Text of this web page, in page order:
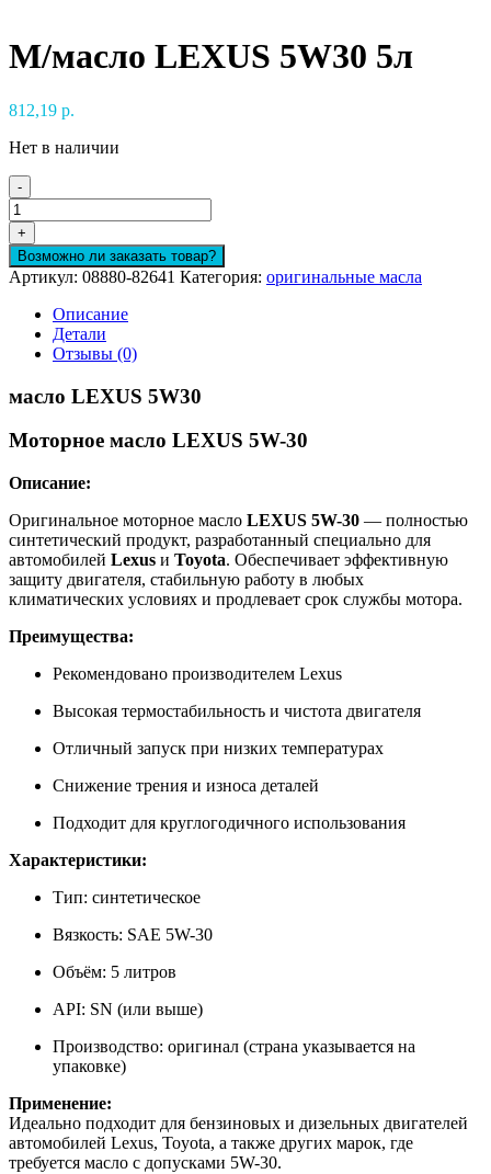
М/масло LEXUS 5W30 5л
812,19 р.
Нет в наличии
-
Количество
товара
М/
масло
LEXUS
+
Возможно ли заказать товар?
Артикул: 08880-82641 Категория: оригинальные масла
Описание
Детали
Отзывы (0)
масло LEXUS 5W30
Моторное масло LEXUS 5W-30
Описание:
Оригинальное моторное масло LEXUS 5W-30 — полностью
синтетический продукт, разработанный специально для
автомобилей Lexus и Toyota. Обеспечивает эффективную
защиту двигателя, стабильную работу в любых
климатических условиях и продлевает срок службы мотора.
Преимущества:
Рекомендовано производителем Lexus
Высокая термостабильность и чистота двигателя
Отличный запуск при низких температурах
Снижение трения и износа деталей
Подходит для круглогодичного использования
Характеристики:
Тип: синтетическое
Вязкость: SAE 5W-30
Объём: 5 литров
API: SN (или выше)
Производство: оригинал (страна указывается на
упаковке)
Применение:
Идеально подходит для бензиновых и дизельных двигателей
автомобилей Lexus, Toyota, а также других марок, где
требуется масло с допусками 5W-30.